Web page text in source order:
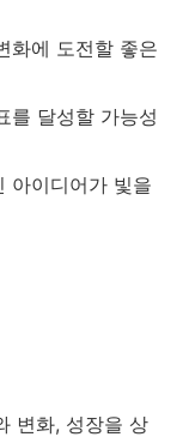
화에 도전할 좋은
를 달성할 가능성
아이디어가 빛을
변화, 성장을 상